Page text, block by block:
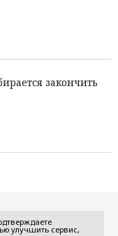
закончить
улучшить сервис,